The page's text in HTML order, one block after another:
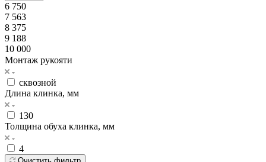
6 750
7 563
8 375
9 188
10 000
Монтаж рукояти
сквозной
Длина клинка, мм
130
Толщина обуха клинка, мм
4